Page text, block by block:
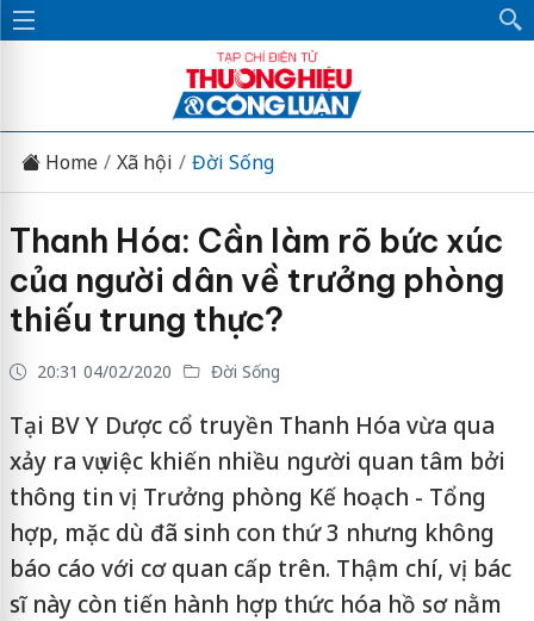
Home Xã hội Đời Sống
Thanh Hóa: Cần làm rõ bức xúc
của người dân về trưởng phòng
thiếu trung thực?
20:31 04/02/2020 Đời Sống
Tại BV Y Dược cổ truyền Thanh Hóa vừa qua
xảy ra vụ việc khiến nhiều người quan tâm bởi
thông tin vị Trưởng phòng Kế hoạch - Tổng
hợp, mặc dù đã sinh con thứ 3 nhưng không
báo cáo với cơ quan cấp trên. Thậm chí, vị bác
sĩ này còn tiến hành hợp thức hóa hồ sơ nằm